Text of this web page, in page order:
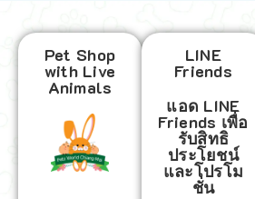
Pet Shop
with Live
Animals
LINE
Friends
แอด LINE
Friends เพื่อ
รับสิทธิ
ประโยชน์
และโปรโม
ชั่น